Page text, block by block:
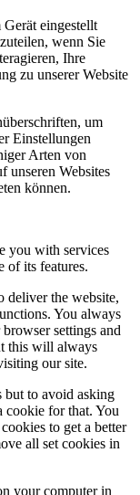
eingestellt
wenn Sie
Ihre
zu unserer Website
um
Einstellungen
Arten von
unseren Websites
können.
you with services
of its features.
deliver the website,
You always
settings and
this will always
our site.
but to avoid asking
cookie for that. You
to get a better
all set cookies in
your computer in